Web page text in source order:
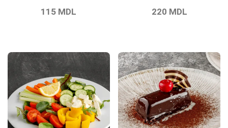
115 MDL 220 MDL